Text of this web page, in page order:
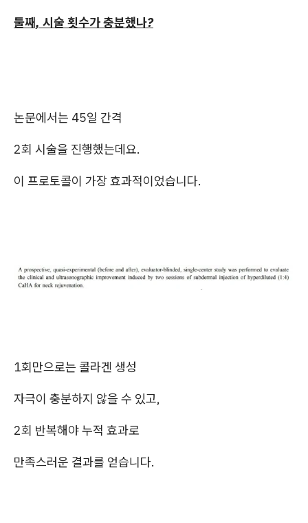
둘째, 시술 횟수가 충분했나?
논문에서는 45일 간격
2회 시술을 진행했는데요.
이 프로토콜이 가장 효과적이었습니다.
1회만으로는 콜라겐 생성
자극이 충분하지 않을 수 있고,
2회 반복해야 누적 효과로
만족스러운 결과를 얻습니다.